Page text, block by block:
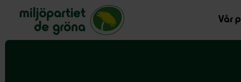
Miljöpartiet de gröna, startsida
Vår